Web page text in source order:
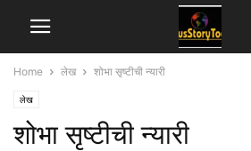
Home लेख शोभा सृष्टीची न्यारी
लेख
शोभा सृष्टीची न्यारी